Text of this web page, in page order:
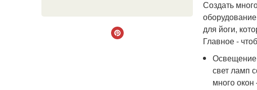
Создать
для йоги,
Главное -
Освещение
свет ламп
много